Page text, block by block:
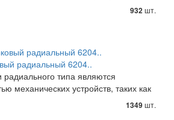
932 шт.
радиальный 6204..
типа являются
механических устройств, таких как
1349 шт.